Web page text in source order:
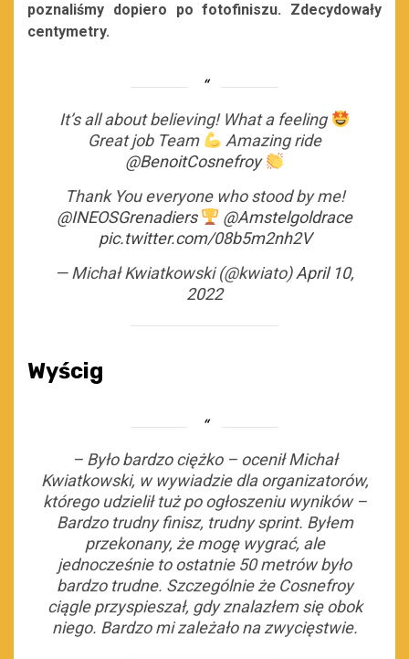
poznaliśmy dopiero po fotofiniszu. Zdecydowały
centymetry.
It’s all about believing! What a feeling
Great job Team
Amazing ride
@BenoitCosnefroy
Thank You everyone who stood by me!
@INEOSGrenadiers
@Amstelgoldrace
pic.twitter.com/08b5m2nh2V
— Michał Kwiatkowski (@kwiato)April 10,
2022
Wyścig
– Było bardzo ciężko– ocenił Michał
Kwiatkowski, w wywiadzie dla organizatorów,
którego udzielił tuż po ogłoszeniu wyników –
Bardzo trudny finisz, trudny sprint. Byłem
przekonany, że mogę wygrać, ale
jednocześnie to ostatnie 50 metrów było
bardzo trudne. Szczególnie że Cosnefroy
ciągle przyspieszał, gdy znalazłem się obok
niego. Bardzo mi zależało na zwycięstwie.